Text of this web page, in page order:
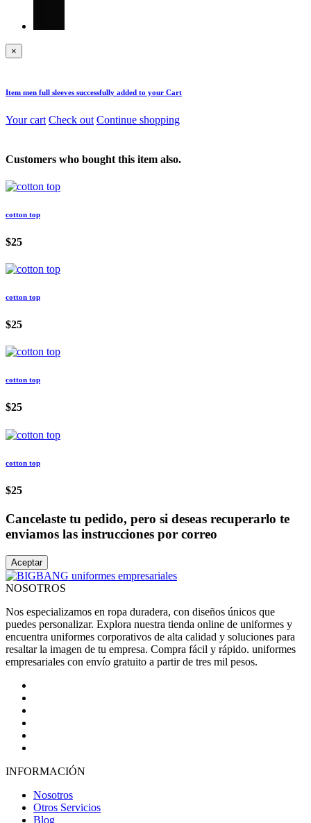
×
Item men full sleeves successfully added to your Cart
Your cart Check out Continue shopping
Customers who bought this item also.
cotton top
$25
cotton top
$25
cotton top
$25
cotton top
$25
Cancelaste tu pedido, pero si deseas recuperarlo te
enviamos las instrucciones por correo
Aceptar
NOSOTROS
Nos especializamos en ropa duradera, con diseños únicos que
puedes personalizar. Explora nuestra tienda online de uniformes y
encuentra uniformes corporativos de alta calidad y soluciones para
resaltar la imagen de tu empresa. Compra fácil y rápido. uniformes
empresariales con envío gratuito a partir de tres mil pesos.
INFORMACIÓN
Nosotros
Otros Servicios
Blog